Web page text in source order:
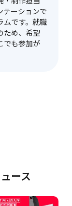
テーションで
ムです。就職
ため、希望
でも参加が
ース